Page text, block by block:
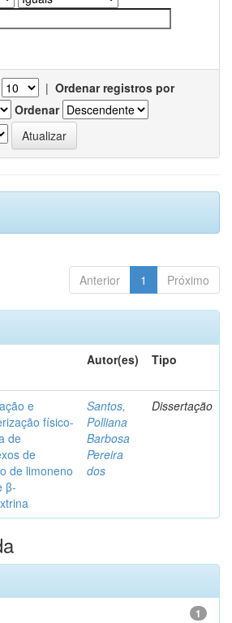
| Ordenar registros por
Ordenar
Anterior 1 Próximo
Autor(es) Tipo
e
físico-
de
de
de limoneno
β-
Santos,
Polliana
Barbosa
Pereira
dos
Dissertação
1